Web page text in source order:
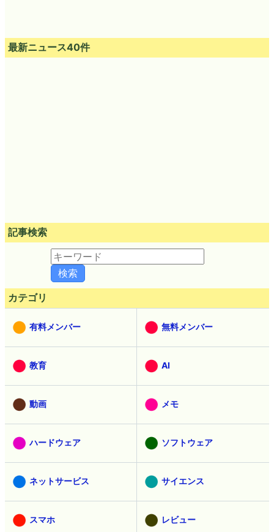
最新ニュース40件
記事検索
カテゴリ
有料メンバー 無料メンバー
教育 AI
動画 メモ
ハードウェア ソフトウェア
ネットサービス サイエンス
スマホ レビュー